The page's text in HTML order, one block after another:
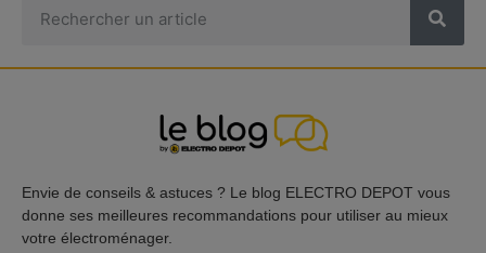
Envie de conseils & astuces ? Le blog ELECTRO DEPOT vous
donne ses meilleures recommandations pour utiliser au mieux
votre électroménager.